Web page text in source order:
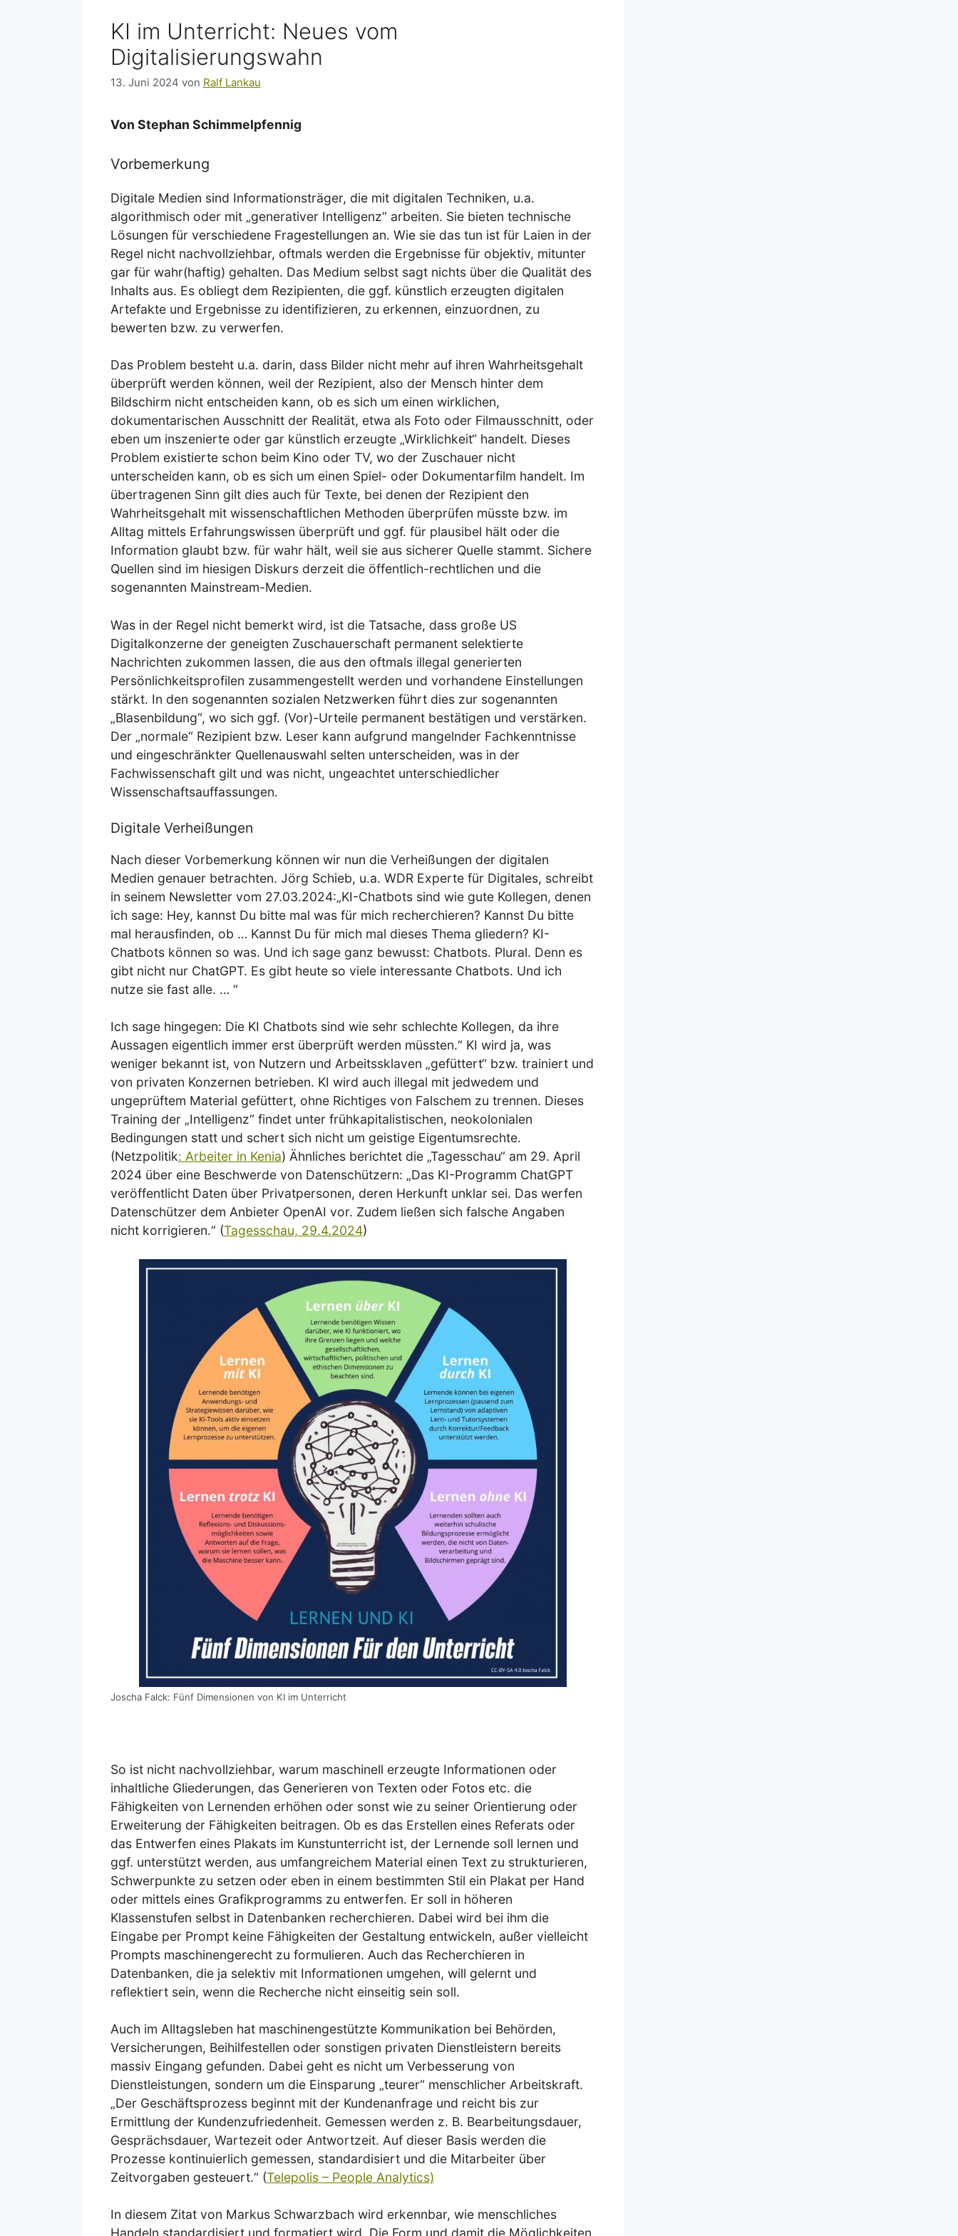
KI im Unterricht: Neues vom
Digitalisierungswahn
13. Juni 2024 von Ralf Lankau
Von Stephan Schimmelpfennig
Vorbemerkung
Digitale Medien sind Informationsträger, die mit digitalen Techniken, u.a.
algorithmisch oder mit „generativer Intelligenz“ arbeiten. Sie bieten technische
Lösungen für verschiedene Fragestellungen an. Wie sie das tun ist für Laien in der
Regel nicht nachvollziehbar, oftmals werden die Ergebnisse für objektiv, mitunter
gar für wahr(haftig) gehalten. Das Medium selbst sagt nichts über die Qualität des
Inhalts aus. Es obliegt dem Rezipienten, die ggf. künstlich erzeugten digitalen
Artefakte und Ergebnisse zu identifizieren, zu erkennen, einzuordnen, zu
bewerten bzw. zu verwerfen.
Das Problem besteht u.a. darin, dass Bilder nicht mehr auf ihren Wahrheitsgehalt
überprüft werden können, weil der Rezipient, also der Mensch hinter dem
Bildschirm nicht entscheiden kann, ob es sich um einen wirklichen,
dokumentarischen Ausschnitt der Realität, etwa als Foto oder Filmausschnitt, oder
eben um inszenierte oder gar künstlich erzeugte „Wirklichkeit“ handelt. Dieses
Problem existierte schon beim Kino oder TV, wo der Zuschauer nicht
unterscheiden kann, ob es sich um einen Spiel- oder Dokumentarfilm handelt. Im
übertragenen Sinn gilt dies auch für Texte, bei denen der Rezipient den
Wahrheitsgehalt mit wissenschaftlichen Methoden überprüfen müsste bzw. im
Alltag mittels Erfahrungswissen überprüft und ggf. für plausibel hält oder die
Information glaubt bzw. für wahr hält, weil sie aus sicherer Quelle stammt. Sichere
Quellen sind im hiesigen Diskurs derzeit die öffentlich-rechtlichen und die
sogenannten Mainstream-Medien.
Was in der Regel nicht bemerkt wird, ist die Tatsache, dass große US
Digitalkonzerne der geneigten Zuschauerschaft permanent selektierte
Nachrichten zukommen lassen, die aus den oftmals illegal generierten
Persönlichkeitsprofilen zusammengestellt werden und vorhandene Einstellungen
stärkt. In den sogenannten sozialen Netzwerken führt dies zur sogenannten
„Blasenbildung“, wo sich ggf. (Vor)-Urteile permanent bestätigen und verstärken.
Der „normale“ Rezipient bzw. Leser kann aufgrund mangelnder Fachkenntnisse
und eingeschränkter Quellenauswahl selten unterscheiden, was in der
Fachwissenschaft gilt und was nicht, ungeachtet unterschiedlicher
Wissenschaftsauffassungen.
Digitale Verheißungen
Nach dieser Vorbemerkung können wir nun die Verheißungen der digitalen
Medien genauer betrachten. Jörg Schieb, u.a. WDR Experte für Digitales, schreibt
in seinem Newsletter vom 27.03.2024:„KI-Chatbots sind wie gute Kollegen, denen
ich sage: Hey, kannst Du bitte mal was für mich recherchieren? Kannst Du bitte
mal herausfinden, ob … Kannst Du für mich mal dieses Thema gliedern? KI-
Chatbots können so was. Und ich sage ganz bewusst: Chatbots. Plural. Denn es
gibt nicht nur ChatGPT. Es gibt heute so viele interessante Chatbots. Und ich
nutze sie fast alle. … “
Ich sage hingegen: Die KI Chatbots sind wie sehr schlechte Kollegen, da ihre
Aussagen eigentlich immer erst überprüft werden müssten.“ KI wird ja, was
weniger bekannt ist, von Nutzern und Arbeitssklaven „gefüttert“ bzw. trainiert und
von privaten Konzernen betrieben. KI wird auch illegal mit jedwedem und
ungeprüftem Material gefüttert, ohne Richtiges von Falschem zu trennen. Dieses
Training der „Intelligenz“ findet unter frühkapitalistischen, neokolonialen
Bedingungen statt und schert sich nicht um geistige Eigentumsrechte.
(Netzpolitik: Arbeiter in Kenia) Ähnliches berichtet die „Tagesschau“ am 29. April
2024 über eine Beschwerde von Datenschützern: „Das KI-Programm ChatGPT
veröffentlicht Daten über Privatpersonen, deren Herkunft unklar sei. Das werfen
Datenschützer dem Anbieter OpenAI vor. Zudem ließen sich falsche Angaben
nicht korrigieren.“ (Tagesschau, 29.4.2024)
Joscha Falck: Fünf Dimensionen von KI im Unterricht
So ist nicht nachvollziehbar, warum maschinell erzeugte Informationen oder
inhaltliche Gliederungen, das Generieren von Texten oder Fotos etc. die
Fähigkeiten von Lernenden erhöhen oder sonst wie zu seiner Orientierung oder
Erweiterung der Fähigkeiten beitragen. Ob es das Erstellen eines Referats oder
das Entwerfen eines Plakats im Kunstunterricht ist, der Lernende soll lernen und
ggf. unterstützt werden, aus umfangreichem Material einen Text zu strukturieren,
Schwerpunkte zu setzen oder eben in einem bestimmten Stil ein Plakat per Hand
oder mittels eines Grafikprogramms zu entwerfen. Er soll in höheren
Klassenstufen selbst in Datenbanken recherchieren. Dabei wird bei ihm die
Eingabe per Prompt keine Fähigkeiten der Gestaltung entwickeln, außer vielleicht
Prompts maschinengerecht zu formulieren. Auch das Recherchieren in
Datenbanken, die ja selektiv mit Informationen umgehen, will gelernt und
reflektiert sein, wenn die Recherche nicht einseitig sein soll.
Auch im Alltagsleben hat maschinengestützte Kommunikation bei Behörden,
Versicherungen, Beihilfestellen oder sonstigen privaten Dienstleistern bereits
massiv Eingang gefunden. Dabei geht es nicht um Verbesserung von
Dienstleistungen, sondern um die Einsparung „teurer“ menschlicher Arbeitskraft.
„Der Geschäftsprozess beginnt mit der Kundenanfrage und reicht bis zur
Ermittlung der Kundenzufriedenheit. Gemessen werden z. B. Bearbeitungsdauer,
Gesprächsdauer, Wartezeit oder Antwortzeit. Auf dieser Basis werden die
Prozesse kontinuierlich gemessen, standardisiert und die Mitarbeiter über
Zeitvorgaben gesteuert.“ (Telepolis – People Analytics)
In diesem Zitat von Markus Schwarzbach wird erkennbar, wie menschliches